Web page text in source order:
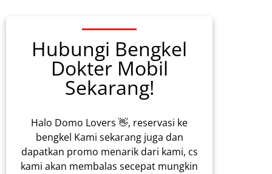
Hubungi Bengkel
Dokter Mobil
Sekarang!
Halo Domo Lovers 👋, reservasi ke
bengkel Kami sekarang juga dan
dapatkan promo menarik dari kami, cs
kami akan membalas secepat mungkin